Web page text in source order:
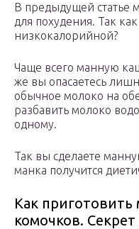
В предыдущей статье
для похудения. Так
низкокалорийной?
Чаще всего манную
же вы опасаетесь
обычное молоко на
разбавить молоко
одному.
Так вы сделаете
манка получится
Как
комочков. Секрет